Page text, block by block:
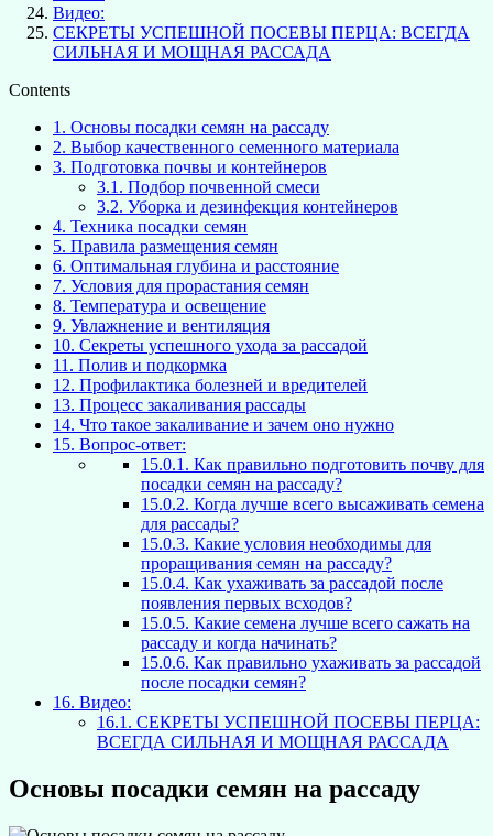
Видео:
СЕКРЕТЫ УСПЕШНОЙ ПОСЕВЫ ПЕРЦА: ВСЕГДА
СИЛЬНАЯ И МОЩНАЯ РАССАДА
Contents
1. Основы посадки семян на рассаду
2. Выбор качественного семенного материала
3. Подготовка почвы и контейнеров
3.1. Подбор почвенной смеси
3.2. Уборка и дезинфекция контейнеров
4. Техника посадки семян
5. Правила размещения семян
6. Оптимальная глубина и расстояние
7. Условия для прорастания семян
8. Температура и освещение
9. Увлажнение и вентиляция
10. Секреты успешного ухода за рассадой
11. Полив и подкормка
12. Профилактика болезней и вредителей
13. Процесс закаливания рассады
14. Что такое закаливание и зачем оно нужно
15. Вопрос-ответ:
15.0.1. Как правильно подготовить почву для
посадки семян на рассаду?
15.0.2. Когда лучше всего высаживать семена
для рассады?
15.0.3. Какие условия необходимы для
проращивания семян на рассаду?
15.0.4. Как ухаживать за рассадой после
появления первых всходов?
15.0.5. Какие семена лучше всего сажать на
рассаду и когда начинать?
15.0.6. Как правильно ухаживать за рассадой
после посадки семян?
16. Видео:
16.1. СЕКРЕТЫ УСПЕШНОЙ ПОСЕВЫ ПЕРЦА:
ВСЕГДА СИЛЬНАЯ И МОЩНАЯ РАССАДА
Основы посадки семян на рассаду